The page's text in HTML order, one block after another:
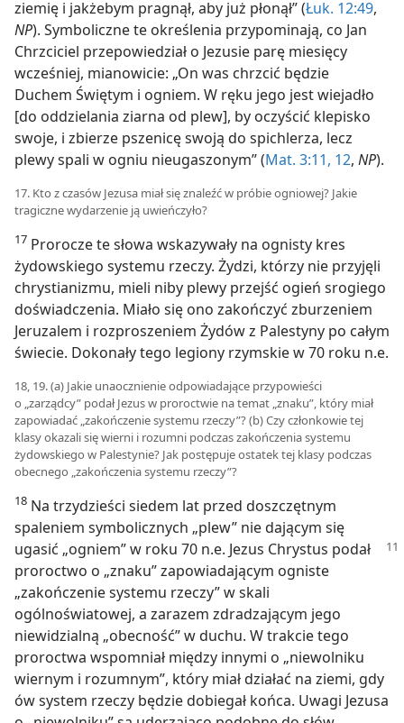
ziemię i jakżebym pragnął, aby już płonął” (Łuk. 12:49,
NP). Symboliczne te określenia przypominają, co Jan
Chrzciciel przepowiedział o Jezusie parę miesięcy
wcześniej, mianowicie: „On was chrzcić będzie
Duchem Świętym i ogniem. W ręku jego jest wiejadło
[do oddzielania ziarna od plew], by oczyścić klepisko
swoje, i zbierze pszenicę swoją do spichlerza, lecz
plewy spali w ogniu nieugaszonym” (Mat. 3:11, 12, NP).
17. Kto z czasów Jezusa miał się znaleźć w próbie ogniowej? Jakie
tragiczne wydarzenie ją uwieńczyło?
17 Prorocze te słowa wskazywały na ognisty kres
żydowskiego systemu rzeczy. Żydzi, którzy nie przyjęli
chrystianizmu, mieli niby plewy przejść ogień srogiego
doświadczenia. Miało się ono zakończyć zburzeniem
Jeruzalem i rozproszeniem Żydów z Palestyny po całym
świecie. Dokonały tego legiony rzymskie w 70 roku n.e.
18, 19. (a) Jakie unaocznienie odpowiadające przypowieści
o „zarządcy” podał Jezus w proroctwie na temat „znaku”, który miał
zapowiadać „zakończenie systemu rzeczy”? (b) Czy członkowie tej
klasy okazali się wierni i rozumni podczas zakończenia systemu
żydowskiego w Palestynie? Jak postępuje ostatek tej klasy podczas
obecnego „zakończenia systemu rzeczy”?
18 Na trzydzieści siedem lat przed doszczętnym
spaleniem symbolicznych „plew” nie dającym się
ugasić „ogniem” w roku 70 n.e. Jezus Chrystus podał
proroctwo o „znaku” zapowiadającym ogniste
„zakończenie systemu rzeczy” w skali
ogólnoświatowej, a zarazem zdradzającym jego
niewidzialną „obecność” w duchu. W trakcie tego
proroctwa wspomniał między innymi o „niewolniku
wiernym i rozumnym”, który miał działać na ziemi, gdy
ów system rzeczy będzie dobiegał końca. Uwagi Jezusa